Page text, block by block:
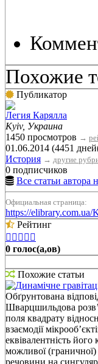
Похожие
Публикатор
Легия Карялла
Kyiv, Украина
1450 просмотров →
01.06.2014 (4451
История → другие
0 подписчиков
Все статьи
Официальная страница:
https://elibrary.com.ua/
Рейтинг
    
0 голос(а,ов)
Похожие статьи
Динамічне
Обґрунтована
Шварцшильдова
поля квадрату
взаємодії
еквівалентність
можливої (граничної)
речовини на